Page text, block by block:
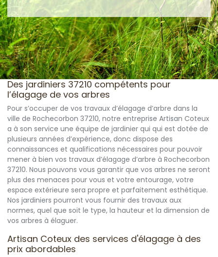
Des jardiniers 37210 compétents pour
l’élagage de vos arbres
Pour s’occuper de vos travaux d’élagage d’arbre dans la
ville de Rochecorbon 37210, notre entreprise Artisan Coteux
a à son service une équipe de jardinier qui qui est dotée de
plusieurs années d’expérience, donc dispose des
connaissances et qualifications nécessaires pour pouvoir
mener à bien vos travaux d’élagage d’arbre à Rochecorbon
37210. Nous pouvons vous garantir que vos arbres ne seront
plus des menaces pour vous et votre entourage, votre
espace extérieure sera propre et parfaitement esthétique.
Nos jardiniers pourront vous fournir des travaux aux
normes, quel que soit le type, la hauteur et la dimension de
vos arbres à élaguer.
Artisan Coteux des services d'élagage à des
prix abordables